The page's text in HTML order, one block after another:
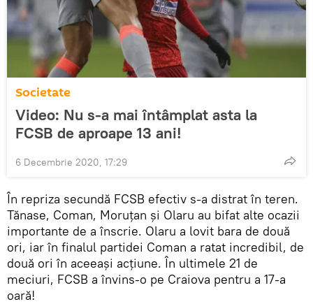
Societate
Video: Nu s-a mai întâmplat asta la
FCSB de aproape 13 ani!
6 Decembrie 2020, 17:29
În repriza secundă FCSB efectiv s-a distrat în teren.
Tănase, Coman, Moruțan și Olaru au bifat alte ocazii
importante de a înscrie. Olaru a lovit bara de două
ori, iar în finalul partidei Coman a ratat incredibil, de
două ori în aceeași acțiune. În ultimele 21 de
meciuri, FCSB a învins-o pe Craiova pentru a 17-a
oară!